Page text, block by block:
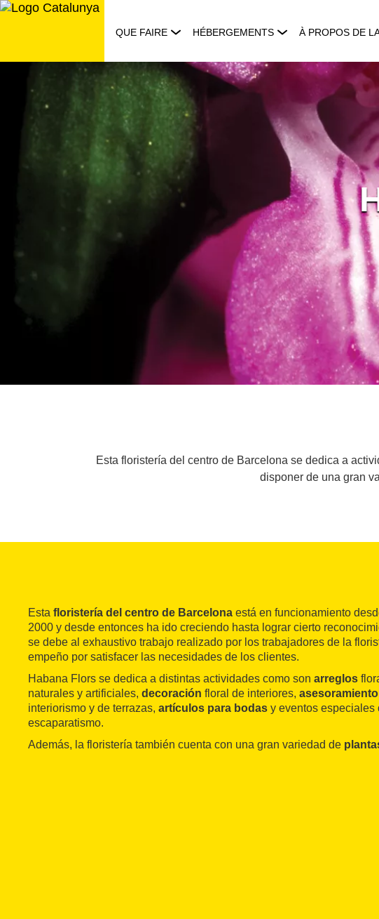
Aller
QUE FAIRE HÉBERGEMENTS À PROPOS DE
Esta floristería del centro de Barcelona se dedica a
disponer de una gran
Esta floristería del centro de Barcelona está en funcionamiento
2000 y desde entonces ha ido creciendo hasta lograr cierto
se debe al exhaustivo trabajo realizado por los trabajadores de la
empeño por satisfacer las necesidades de los clientes.
Habana Flors se dedica a distintas actividades como son arreglos
naturales y artificiales, decoración floral de interiores, asesoramiento
interiorismo y de terrazas, artículos para bodas y eventos especiales
escaparatismo.
Además, la floristería también cuenta con una gran variedad de